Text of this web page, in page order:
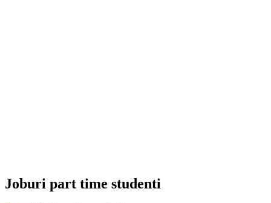
Joburi part time studenti